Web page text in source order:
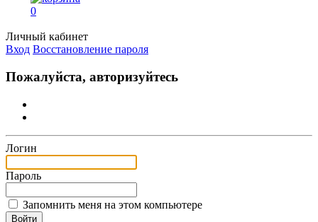
0
Личный кабинет
Вход Восстановление пароля
Пожалуйста, авторизуйтесь
Логин
Пароль
Запомнить меня на этом компьютере